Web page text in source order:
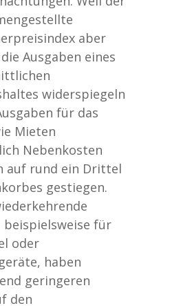
aber
Ausgaben eines
widerspiegeln
für das
Mieten
Nebenkosten
auf rund ein Drittel
gestiegen.
beispielsweise für
oder
haben
geringeren
den